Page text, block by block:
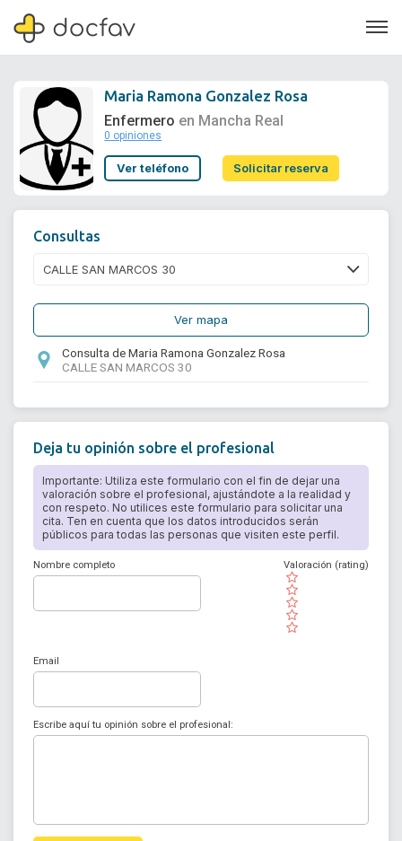
Soporte
Maria Ramona Gonzalez Rosa
Enfermero en Mancha Real
0 opiniones
Ver teléfono Solicitar reserva
Consultas
Ver mapa
Consulta de Maria Ramona Gonzalez Rosa
CALLE SAN MARCOS 30
Deja tu opinión sobre el profesional
Importante: Utiliza este formulario con el fin de dejar una
valoración sobre el profesional, ajustándote a la realidad y
con respeto. No utilices este formulario para solicitar una
cita. Ten en cuenta que los datos introducidos serán
públicos para todas las personas que visiten este perfil.
Nombre completo
( )
( )
( )
( )
( )
Valoración (rating)
Email
Escribe aquí tu opinión sobre el profesional: